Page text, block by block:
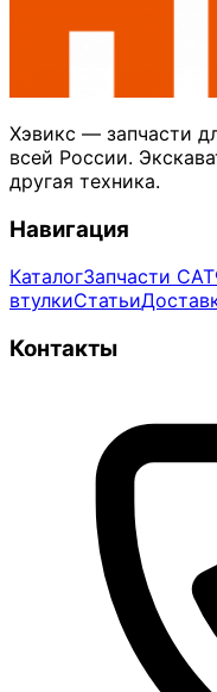
Хэвикс — запчасти
всей России.
другая техника.
Навигация
КаталогЗапчасти
втулкиСтатьи
Контакты